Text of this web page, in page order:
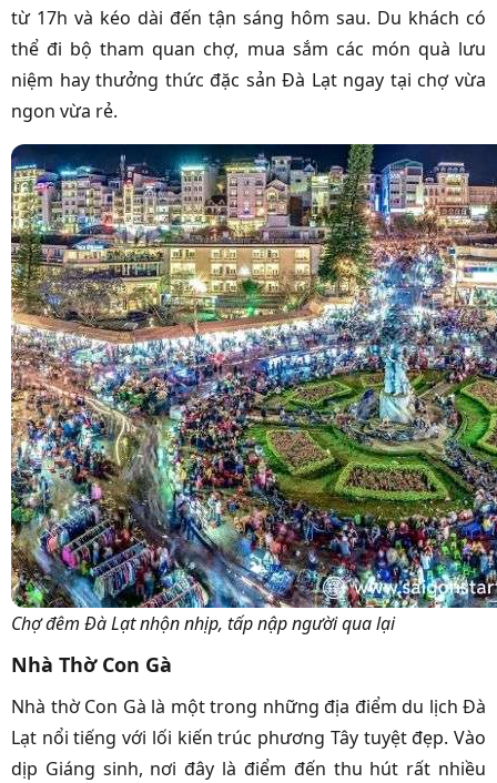
từ 17h và kéo dài đến tận sáng hôm sau. Du khách có
thể đi bộ tham quan chợ, mua sắm các món quà lưu
niệm hay thưởng thức đặc sản Đà Lạt ngay tại chợ vừa
ngon vừa rẻ.
Chợ đêm Đà Lạt nhộn nhịp, tấp nập người qua lại
Nhà Thờ Con Gà
Nhà thờ Con Gà là một trong những địa điểm du lịch Đà
Lạt nổi tiếng với lối kiến trúc phương Tây tuyệt đẹp. Vào
dịp Giáng sinh, nơi đây là điểm đến thu hút rất nhiều